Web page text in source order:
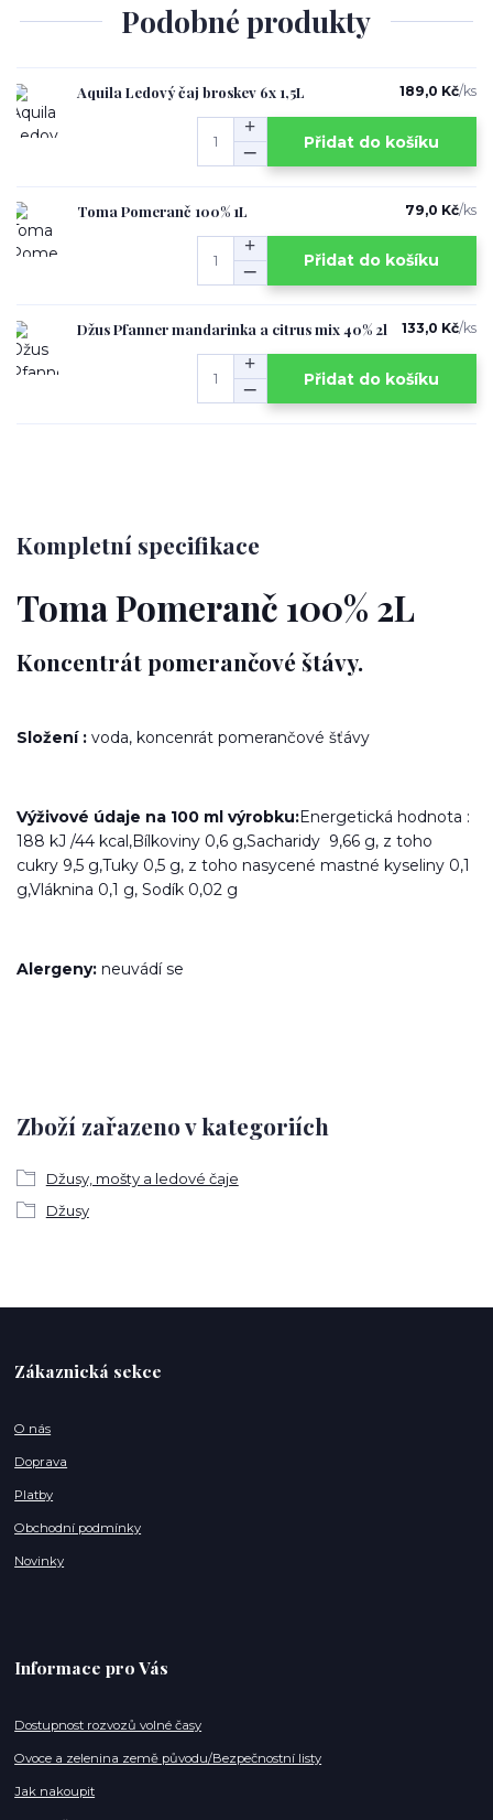
Podobné produkty
Aquila Ledový čaj broskev 6x 1,5L 189,0 Kč/ks
Přidat do košíku
Toma Pomeranč 100% 1L 79,0 Kč/ks
Přidat do košíku
Džus Pfanner mandarinka a citrus mix 40% 2l 133,0 Kč/ks
Přidat do košíku
Kompletní specifikace
Toma Pomeranč 100% 2L
Koncentrát pomerančové štávy.
Složení : voda, koncenrát pomerančové šťávy
Výživové údaje na 100 ml výrobku:Energetická hodnota :
188 kJ /44 kcal,Bílkoviny 0,6 g,Sacharidy 9,66 g, z toho
cukry 9,5 g,Tuky 0,5 g, z toho nasycené mastné kyseliny 0,1
g,Vláknina 0,1 g, Sodík 0,02 g
Alergeny: neuvádí se
Zboží zařazeno v kategoriích
Džusy, mošty a ledové čaje
Džusy
Zákaznická sekce
O nás
Doprava
Platby
Obchodní podmínky
Novinky
Informace pro Vás
Dostupnost rozvozů volné časy
Ovoce a zelenina země původu/Bezpečnostní listy
Jak nakoupit